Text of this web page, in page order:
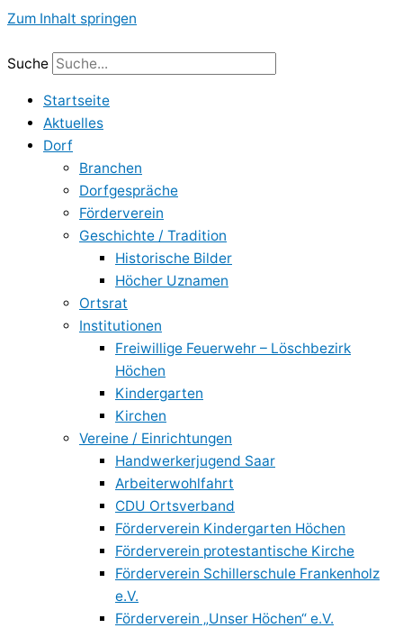
Zum Inhalt springen
Suche
Startseite
Aktuelles
Dorf
Branchen
Dorfgespräche
Förderverein
Geschichte / Tradition
Historische Bilder
Höcher Uznamen
Ortsrat
Institutionen
Freiwillige Feuerwehr – Löschbezirk
Höchen
Kindergarten
Kirchen
Vereine / Einrichtungen
Handwerkerjugend Saar
Arbeiterwohlfahrt
CDU Ortsverband
Förderverein Kindergarten Höchen
Förderverein protestantische Kirche
Förderverein Schillerschule Frankenholz
e.V.
Förderverein „Unser Höchen“ e.V.